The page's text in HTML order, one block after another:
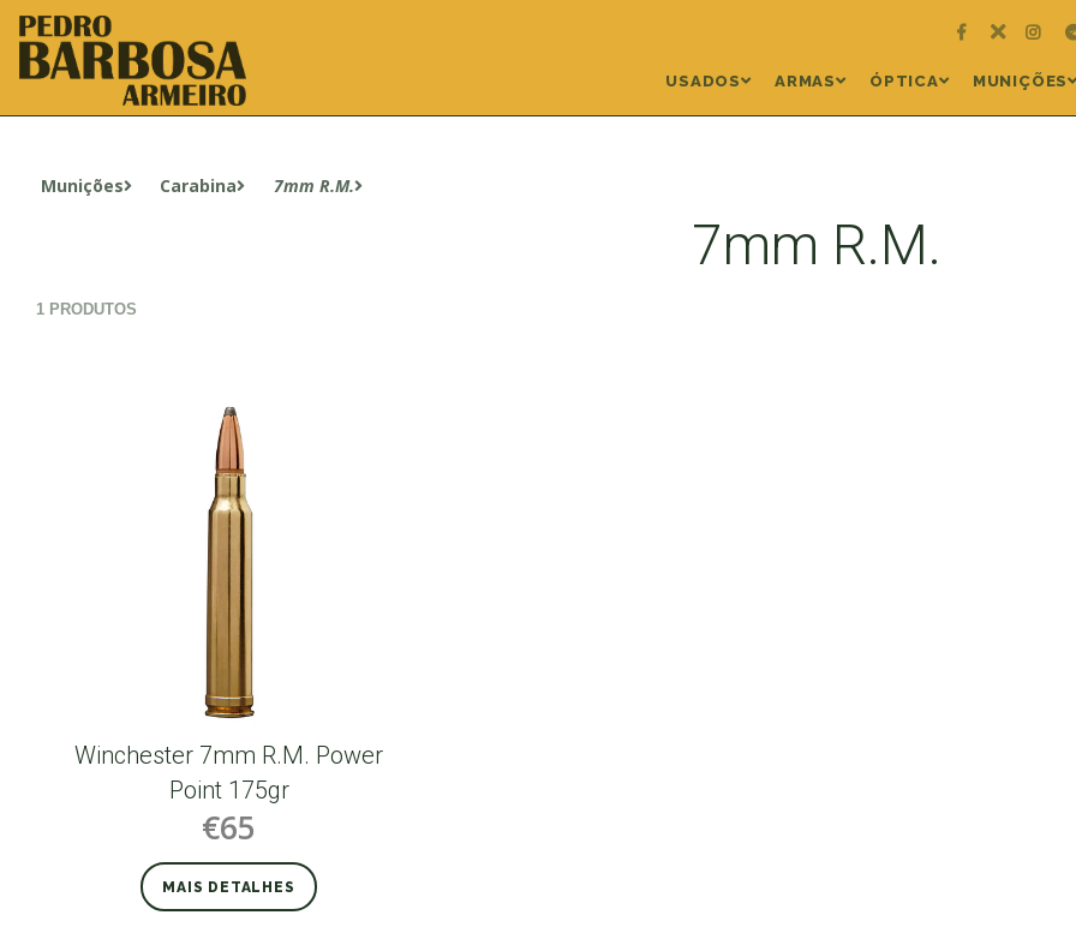
USADOS ARMAS ÓPTICA MUNIÇÕES
Munições Carabina 7mm R.M.
7mm R.M.
1 PRODUTOS
Winchester 7mm R.M. Power
Point 175gr
€65
MAIS DETALHES